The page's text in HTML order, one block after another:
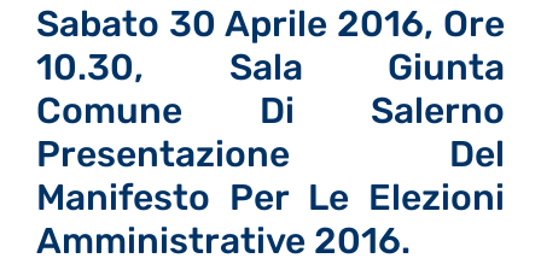
Sabato 30 Aprile 2016, Ore
10.30, Sala Giunta
Comune Di Salerno
Presentazione Del
Manifesto Per Le Elezioni
Amministrative 2016.